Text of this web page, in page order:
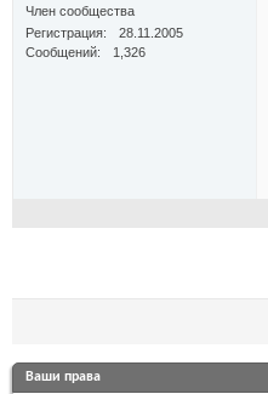
Член сообщества
Регистрация
28.11.2005
Сообщений
1,326
Ваши права